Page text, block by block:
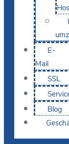
E-
Mail
SSL
Blog